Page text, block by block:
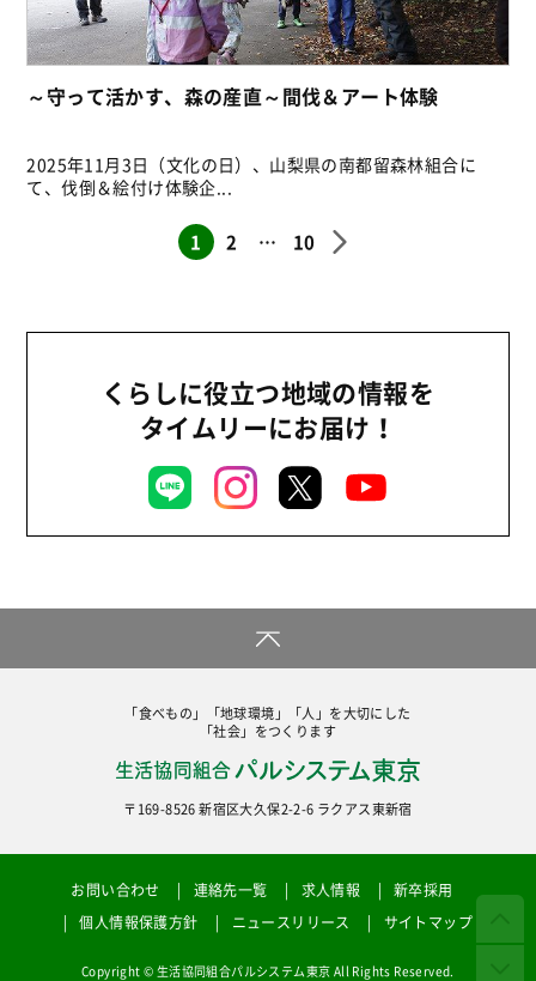
～守って活かす、森の産直～間伐＆アート体験
2025年11月3日（文化の日）、山梨県の南都留森林組合に
て、伐倒＆絵付け体験企...
1 2 … 10
くらしに役立つ地域の情報を
タイムリーにお届け！
「食べもの」「地球環境」「人」を大切にした
「社会」をつくります
〒169-8526 新宿区大久保2-2-6 ラクアス東新宿
お問い合わせ 連絡先一覧 求人情報
新卒採用
個人情報保護方針
ニュースリリース サイトマップ
Copyright © 生活協同組合パルシステム東京 All Rights Reserved.